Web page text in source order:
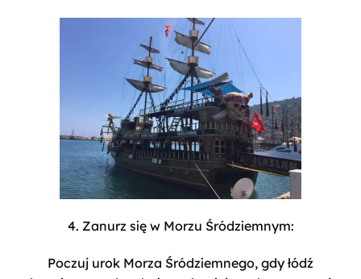
4. Zanurz się w Morzu Śródziemnym:
Poczuj urok Morza Śródziemnego, gdy łódź